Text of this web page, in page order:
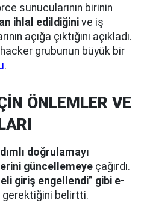
sunucularının birinin
ihlal edildiğini ve iş
açığa çıktığını açıkladı.
hacker grubunun büyük bir
.
ÖNLEMLER VE
doğrulamayı
güncellemeye çağırdı.
giriş engellendi” gibi e-
gerektiğini belirtti.